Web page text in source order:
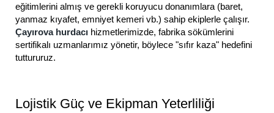
eğitimlerini almış ve gerekli koruyucu donanımlara (baret,
yanmaz kıyafet, emniyet kemeri vb.) sahip ekiplerle çalışır.
Çayırova hurdacı hizmetlerimizde, fabrika sökümlerini
sertifikalı uzmanlarımız yönetir, böylece "sıfır kaza" hedefini
tuttururuz.
Lojistik Güç ve Ekipman Yeterliliği